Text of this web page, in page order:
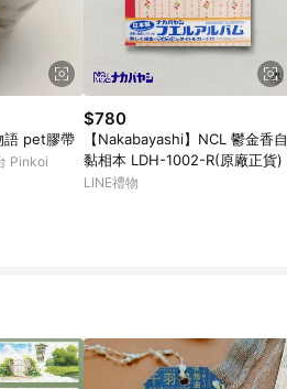
語 pet膠帶
Pinkoi
$780
【Nakabayashi】NCL 鬱金香自
黏相本 LDH-1002-R(原廠正貨)
LINE禮物